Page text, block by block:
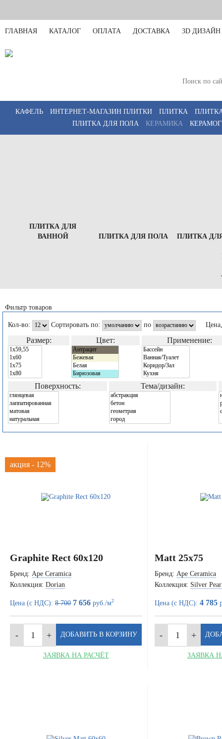
ГЛАВНАЯ КАТАЛОГ ОПЛАТА ДОСТАВКА 3D ДИЗАЙН
КАФЕЛЬ ИНТЕРНЕТ-МАГАЗИН ПЛИТКИ ПЛИТКА
ПЛИТКА ДЛЯ ПОЛА
КЕРАМИКА
ПЛИТКА ДЛЯ
ВАННОЙ
ПЛИТКА ДЛЯ ПОЛА ПЛИТКА
Фильтр товаров
Кол-во: Сортировать по: по Цена
Размер: Цвет: Применение:
Поверхность: Тема/дизайн:
акция - 12%
Graphite Rect 60x120
Бренд: Ape Ceramica
Коллекция: Dorian
Цена (с НДС): 8 700 7 656 руб./м2
ЗАЯВКА НА РАСЧЁТ
Matt 25x75
Бренд: Ape Ceramica
Коллекция: Silver
Цена (с НДС): 4 785
ЗАЯВКА